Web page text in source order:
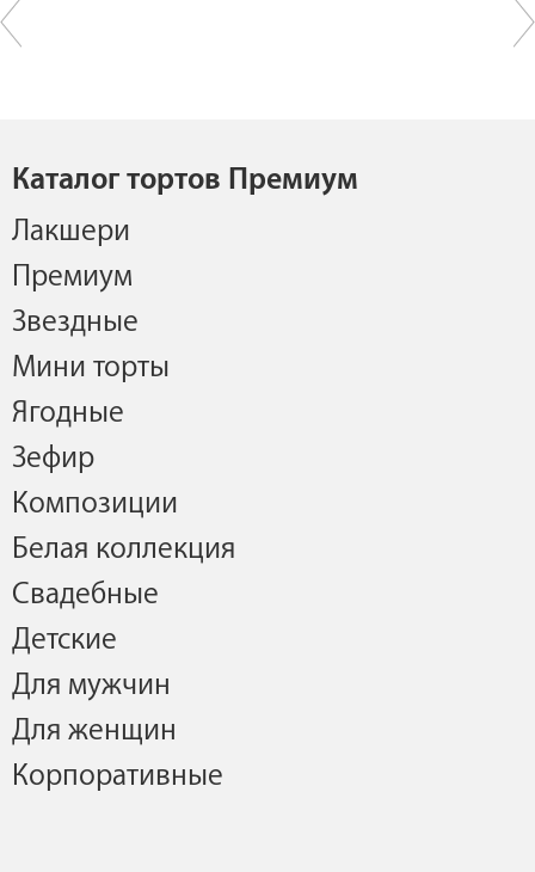
Каталог тортов Премиум
Лакшери
Премиум
Звездные
Мини торты
Ягодные
Зефир
Композиции
Белая коллекция
Свадебные
Детские
Для мужчин
Для женщин
Корпоративные